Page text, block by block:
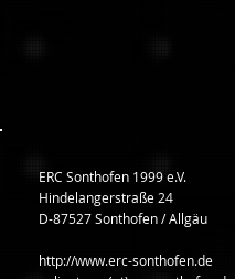
ERC Sonthofen 1999 e.V.
Hindelangerstraße 24
D-87527 Sonthofen / Allgäu
http://www.erc-sonthofen.de